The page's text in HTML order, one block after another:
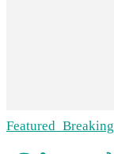
Featured_Breaking